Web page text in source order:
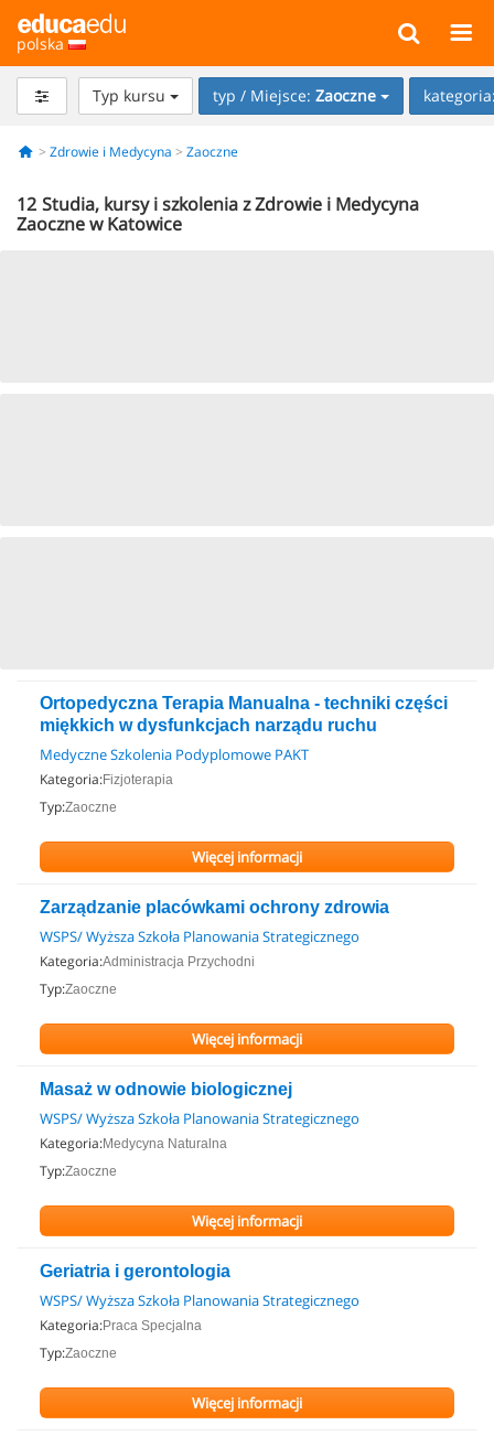
polska
Typ kursu typ / Miejsce: Zaoczne
Zdrowie i Medycyna Zaoczne
12 Studia, kursy i szkolenia z Zdrowie i Medycyna
Zaoczne w Katowice
Ortopedyczna Terapia Manualna - techniki części
miękkich w dysfunkcjach narządu ruchu
Medyczne Szkolenia Podyplomowe PAKT
Kategoria:Fizjoterapia
Typ:Zaoczne
Więcej informacji
Zarządzanie placówkami ochrony zdrowia
WSPS/ Wyższa Szkoła Planowania Strategicznego
Kategoria:Administracja Przychodni
Typ:Zaoczne
Więcej informacji
Masaż w odnowie biologicznej
WSPS/ Wyższa Szkoła Planowania Strategicznego
Kategoria:Medycyna Naturalna
Typ:Zaoczne
Więcej informacji
Geriatria i gerontologia
WSPS/ Wyższa Szkoła Planowania Strategicznego
Kategoria:Praca Specjalna
Typ:Zaoczne
Więcej informacji